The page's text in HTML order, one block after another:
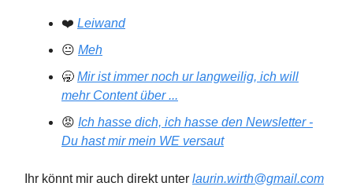
❤️ Leiwand
😐 Meh
🥱 Mir ist immer noch ur langweilig, ich will
mehr Content über ...
😡 Ich hasse dich, ich hasse den Newsletter -
Du hast mir mein WE versaut
Ihr könnt mir auch direkt unter laurin.wirth@gmail.com